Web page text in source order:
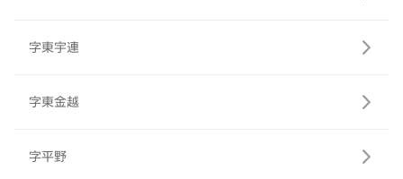
字東宇連
字東金越
字平野